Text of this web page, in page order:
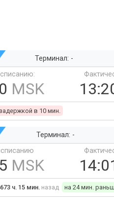
Терминал: -
MSK
в 10 мин.
Терминал: -
MSK
ч. 15 мин. назад на 24 мин.